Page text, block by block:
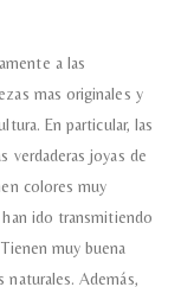
a las
mas originales y
En particular, las
verdaderas joyas de
colores muy
ido transmitiendo
muy buena
naturales. Además,